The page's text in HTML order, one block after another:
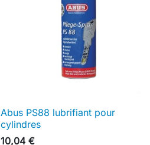
 Aperçu rapide
Abus PS88 lubrifiant pour
cylindres
10,04 €